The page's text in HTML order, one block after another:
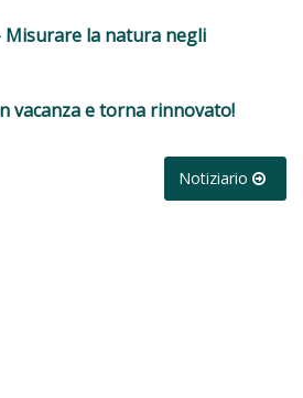
Misurare la natura negli
vacanza e torna rinnovato!
Notiziario